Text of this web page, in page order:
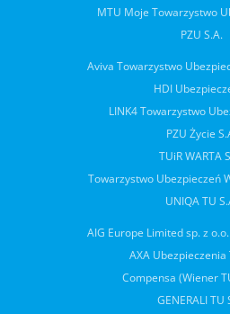
MTU Moje Towarzystwo
PZU S.A.
Aviva Towarzystwo
HDI
LINK4 Towarzystwo
PZU Życie
TUiR WARTA
Towarzystwo Ubezpieczeń
UNIQA TU
AIG Europe Limited sp. z
AXA Ubezpieczenia
Compensa (Wiener
GENERALI TU